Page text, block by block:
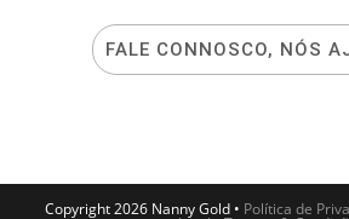
FALE CONNOSCO, NÓS
Copyright 2026 Nanny Gold • Política de